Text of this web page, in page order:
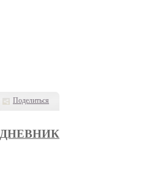
Поделиться
ДНЕВНИК